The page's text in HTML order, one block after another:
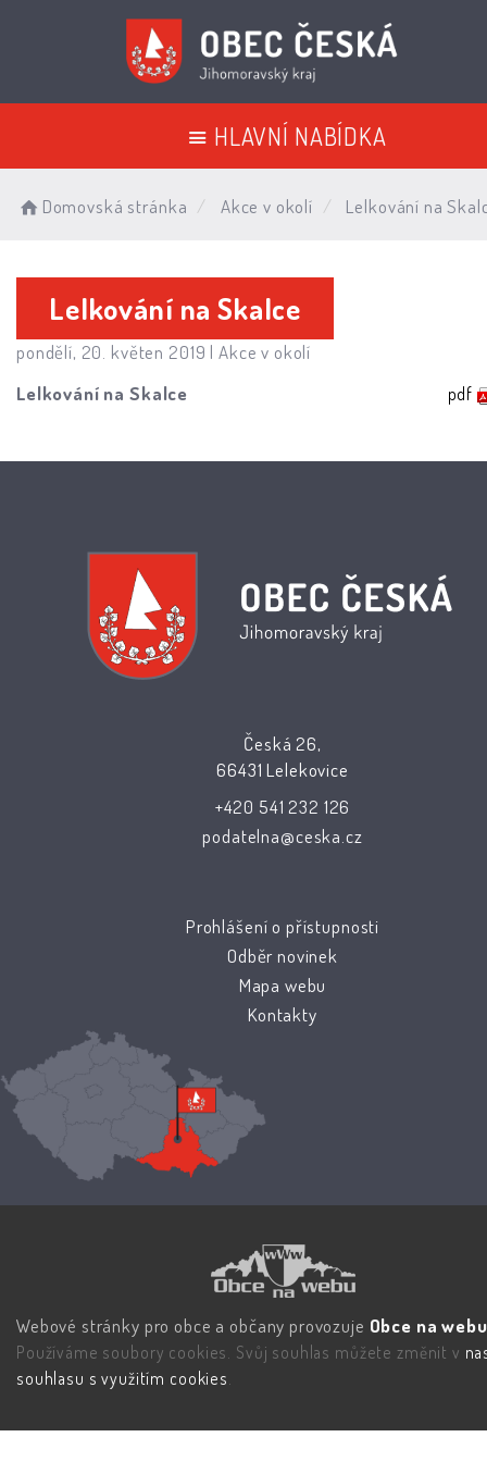
HLAVNÍ NABÍDKA
Domovská stránka Akce v okolí Lelkování na
Lelkování na Skalce
pondělí, 20. květen 2019 | Akce v okolí
Lelkování na Skalce
pdf
Česká 26,
66431 Lelekovice
+420 541 232 126
podatelna@ceska.cz
Prohlášení o přístupnosti
Odběr novinek
Mapa webu
Kontakty
Webové stránky pro obce a občany provozuje Obce na
Používáme soubory cookies. Svůj souhlas můžete změnit v
souhlasu s využitím cookies.